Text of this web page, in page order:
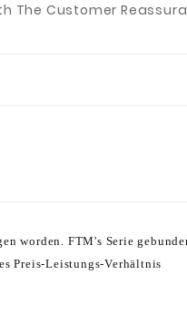
The Customer
worden. FTM's Serie
Preis-Leistungs-Verhältnis